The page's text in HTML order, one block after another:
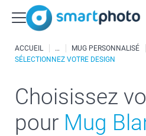
ACCUEIL
MUG PERSONNALISÉ
SÉLECTIONNEZ VOTRE DESIGN
Choisissez
pour Mug